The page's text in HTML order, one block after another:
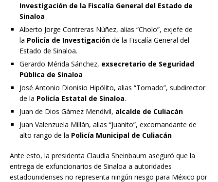
Investigación de la Fiscalía General del Estado de
Sinaloa
Alberto Jorge Contreras Núñez, alias “Cholo”, exjefe de
la Policía de Investigación de la Fiscalía General del
Estado de Sinaloa.
Gerardo Mérida Sánchez, exsecretario de Seguridad
Pública de Sinaloa
José Antonio Dionisio Hipólito, alias “Tornado”, subdirector
de la Policía Estatal de Sinaloa.
Juan de Dios Gámez Mendívil, alcalde de Culiacán
Juan Valenzuela Millán, alias “Juanito”, excomandante de
alto rango de la Policía Municipal de Culiacán
Ante esto, la presidenta Claudia Sheinbaum aseguró que la
entrega de exfuncionarios de Sinaloa a autoridades
estadounidenses no representa ningún riesgo para México por